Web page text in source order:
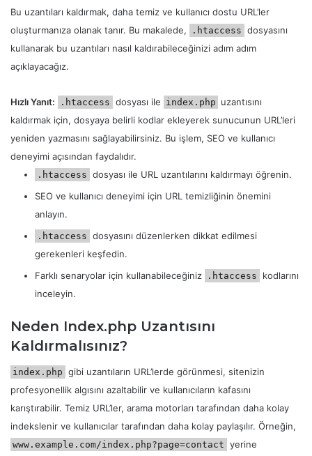
Bu uzantıları kaldırmak, daha temiz ve kullanıcı dostu URL’ler
oluşturmanıza olanak tanır. Bu makalede,
.htaccess dosyasını
kullanarak bu uzantıları nasıl kaldırabileceğinizi adım adım
açıklayacağız.
Hızlı Yanıt: .htaccess dosyası ile index.php uzantısını
kaldırmak için, dosyaya belirli kodlar ekleyerek sunucunun URL’leri
yeniden yazmasını sağlayabilirsiniz. Bu işlem, SEO ve kullanıcı
deneyimi açısından faydalıdır.
.htaccess dosyası ile URL uzantılarını kaldırmayı öğrenin.
SEO ve kullanıcı deneyimi için URL temizliğinin önemini
anlayın.
.htaccess dosyasını düzenlerken dikkat edilmesi
gerekenleri keşfedin.
Farklı senaryolar için kullanabileceğiniz
.htaccess
kodlarını
inceleyin.
Neden Index.php Uzantısını
Kaldırmalısınız?
index.php gibi uzantıların URL’lerde görünmesi, sitenizin
profesyonellik algısını azaltabilir ve kullanıcıların kafasını
karıştırabilir. Temiz URL’ler, arama motorları tarafından daha kolay
indekslenir ve kullanıcılar tarafından daha kolay paylaşılır. Örneğin,
www.example.com/index.php?page=contact yerine